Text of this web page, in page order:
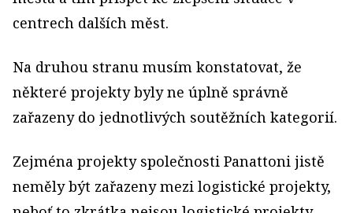
centrech dalších měst.
Na druhou stranu musím konstatovat, že
některé projekty byly ne úplně správně
zařazeny do jednotlivých soutěžních kategorií.
Zejména projekty společnosti Panattoni jistě
neměly být zařazeny mezi logistické projekty,